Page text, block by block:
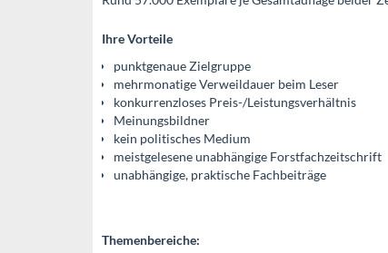
Ihre Vorteile
punktgenaue Zielgruppe
mehrmonatige Verweildauer beim Leser
konkurrenzloses Preis-/Leistungsverhältnis
Meinungsbildner
kein politisches Medium
meistgelesene unabhängige Forstfachzeitschrift
unabhängige, praktische Fachbeiträge
Themenbereiche: